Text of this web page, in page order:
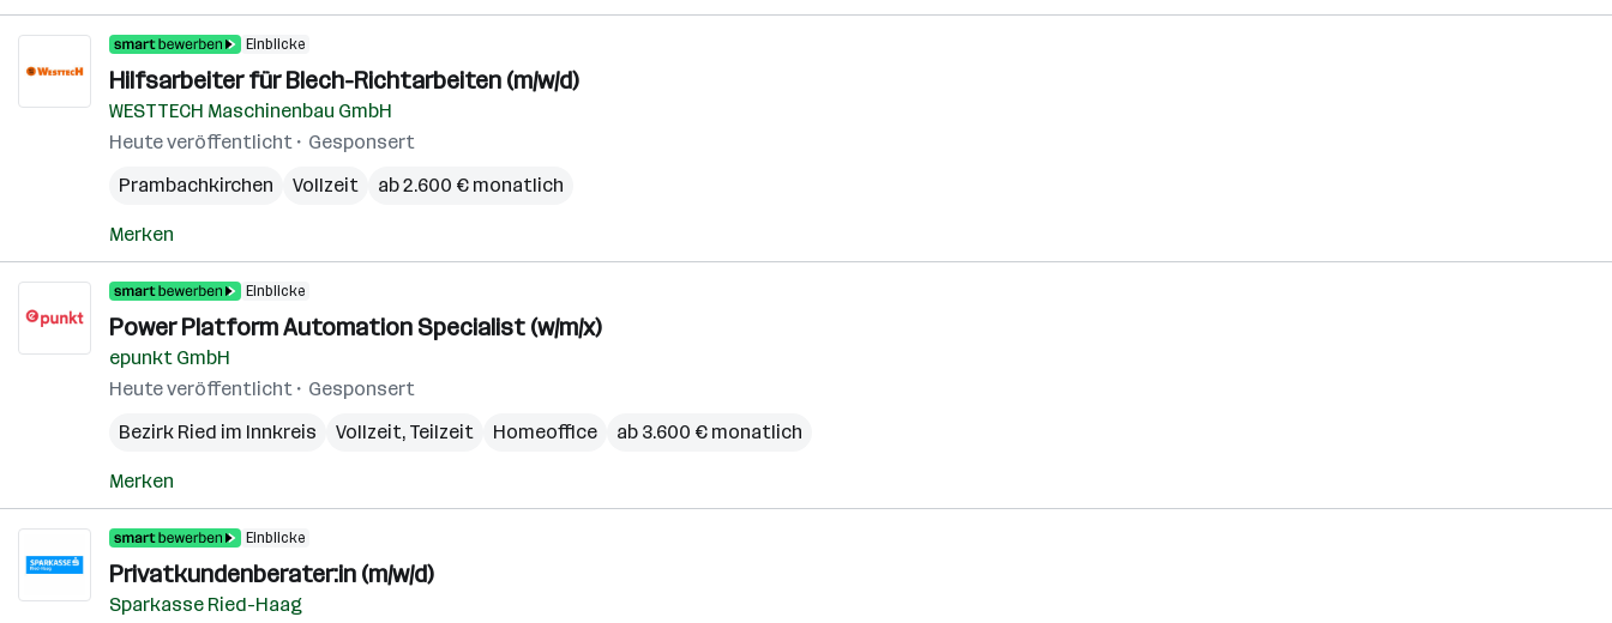
Einblicke
Hilfsarbeiter für Blech-Richtarbeiten (m/w/d)
WESTTECH Maschinenbau GmbH
Heute veröffentlicht
Gesponsert
Prambachkirchen
Vollzeit ab 2.600 € monatlich
Merken
Einblicke
Power Platform Automation Specialist (w/m/x)
epunkt GmbH
Heute veröffentlicht
Gesponsert
Bezirk Ried im Innkreis
Vollzeit, Teilzeit Homeoffice ab 3.600 € monatlich
Merken
Einblicke
Privatkundenberater:in (m/w/d)
Sparkasse Ried-Haag